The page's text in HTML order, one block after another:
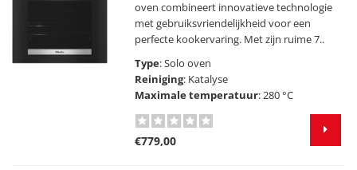
oven combineert innovatieve technologie
met gebruiksvriendelijkheid voor een
perfecte kookervaring. Met zijn ruime 7..
Type: Solo oven
Reiniging: Katalyse
Maximale temperatuur: 280 °C
€779,00